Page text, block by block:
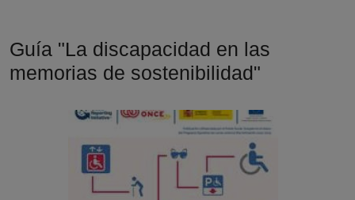
Guía "La discapacidad en las
memorias de sostenibilidad"